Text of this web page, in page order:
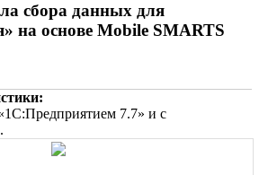
сбора данных для
на основе Mobile SMARTS
7.7» и с